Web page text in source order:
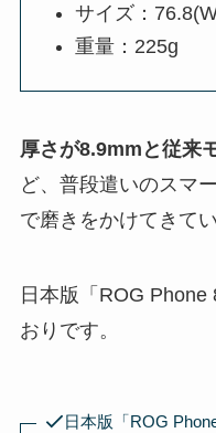
サイズ：
重量：225g
厚さが8.9mmと従来
ど、普段遣いのスマ
で磨きをかけてきてい
日本版「ROG Phone
おりです。
日本版「ROG